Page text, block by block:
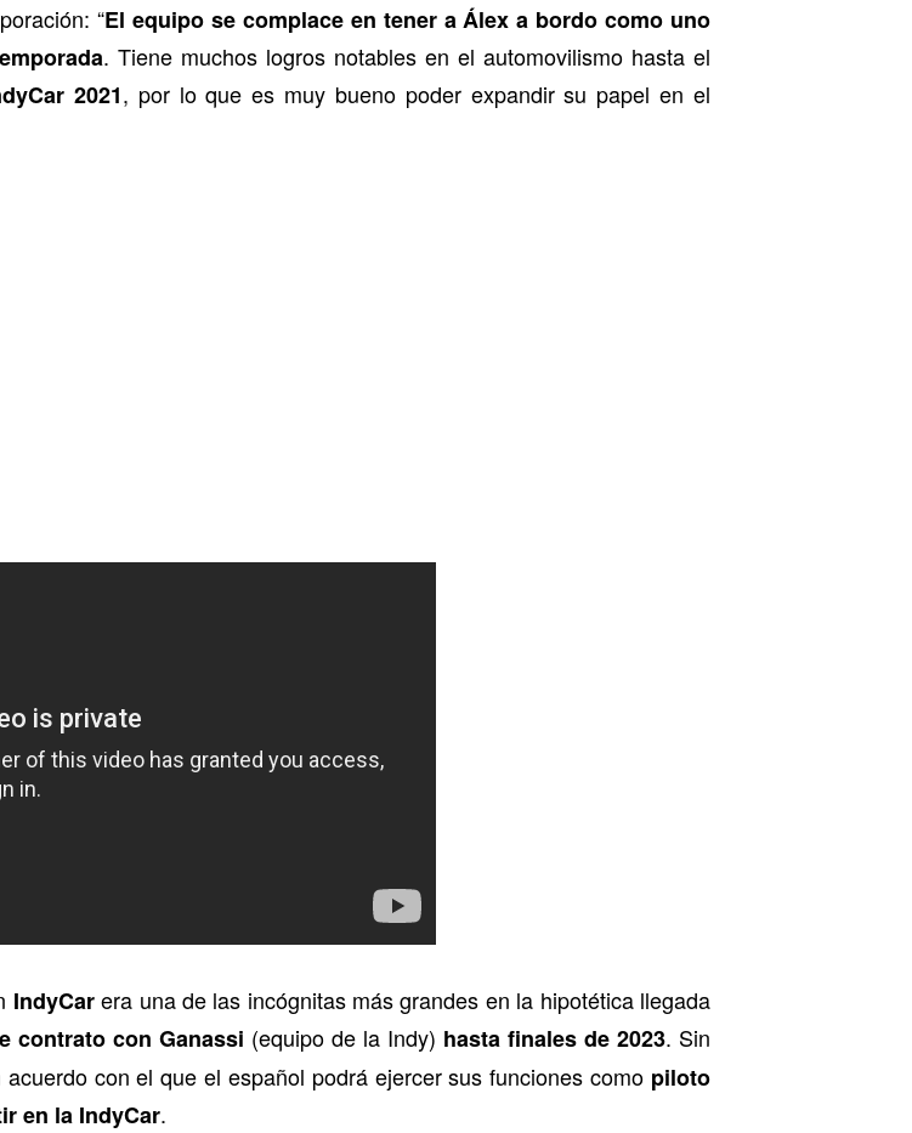
“El equipo se complace en tener a Álex a bordo como uno
. Tiene muchos logros notables en el automovilismo hasta el
2021, por lo que es muy bueno poder expandir su papel en el
IndyCarera una de las incógnitas más grandes en la hipotética llegada
contrato con Ganassi (equipo de la Indy) hasta finales de 2023. Sin
con el que el español podrá ejercer sus funciones como piloto
en la IndyCar.